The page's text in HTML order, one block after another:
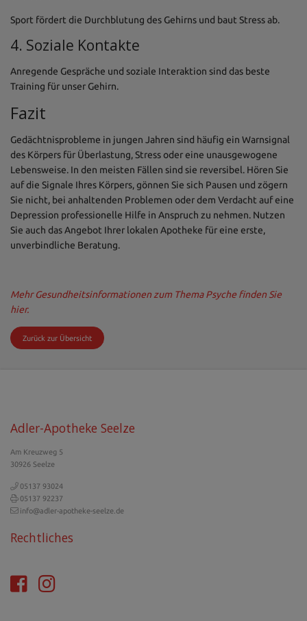
Zurück zur Übersicht
Sport fördert die Durchblutung des Gehirns und baut Stress ab.
4. Soziale Kontakte
Anregende Gespräche und soziale Interaktion sind das beste
Training für unser Gehirn.
Fazit
Gedächtnisprobleme in jungen Jahren sind häufig ein Warnsignal
des Körpers für Überlastung, Stress oder eine unausgewogene
Lebensweise. In den meisten Fällen sind sie reversibel. Hören Sie
auf die Signale Ihres Körpers, gönnen Sie sich Pausen und zögern
Sie nicht, bei anhaltenden Problemen oder dem Verdacht auf eine
Depression professionelle Hilfe in Anspruch zu nehmen. Nutzen
Sie auch das Angebot Ihrer lokalen Apotheke für eine erste,
unverbindliche Beratung.
Mehr Gesundheitsinformationen zum Thema Psyche finden Sie
hier.
Adler-Apotheke Seelze
Am Kreuzweg 5
30926 Seelze
05137 93024
05137 92237
info@adler-apotheke-seelze.de
Rechtliches